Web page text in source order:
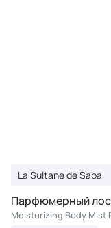
La Sultane de Saba
Парфюмерный
Moisturizing Body Mist